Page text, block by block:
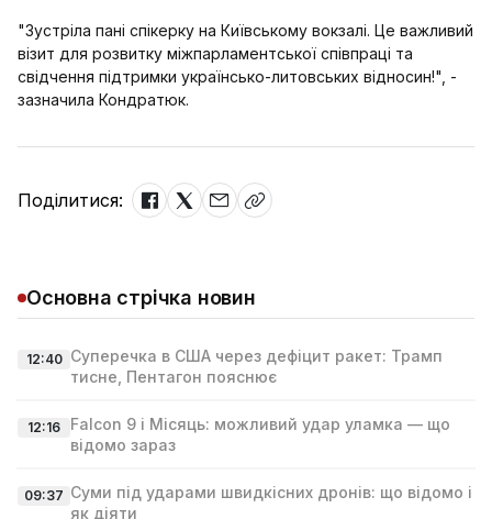
"Зустріла пані спікерку на Київському вокзалі. Це важливий
візит для розвитку міжпарламентської співпраці та
свідчення підтримки українсько-литовських відносин!", -
зазначила Кондратюк.
Поділитися:
Основна стрічка новин
12:40 Суперечка в США через дефіцит ракет: Трамп
тисне, Пентагон пояснює
12:16
Falcon 9 і Місяць: можливий удар уламка — що
відомо зараз
09:37 Суми під ударами швидкісних дронів: що відомо і
як діяти